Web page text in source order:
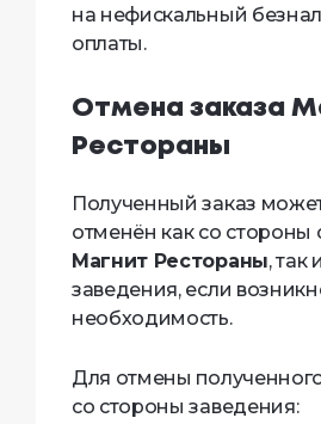
на нефискальный
оплаты.
Отмена заказа
Рестораны
Полученный заказ
отменён как со стороны
Магнит Рестораны, так
заведения, если
необходимость.
Для отмены
со стороны заведения: